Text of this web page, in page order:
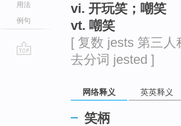
用法
例句
vi. 开玩笑；嘲笑
vt. 嘲笑
[ 复数 jests 第三
去分词 jested ]
网络释义 英英释义
笑柄